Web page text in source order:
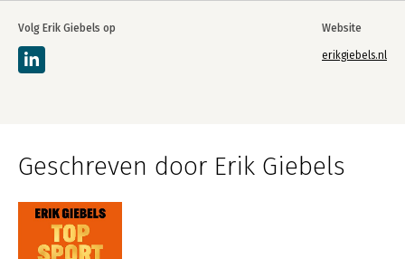
Volg Erik Giebels op Website
erikgiebels.nl
Geschreven door Erik Giebels